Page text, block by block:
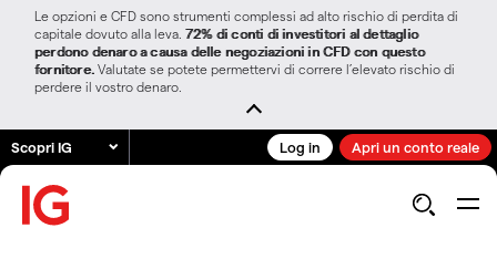
Le opzioni e CFD sono strumenti complessi ad alto rischio di perdita di
capitale dovuto alla leva. 72% di conti di investitori al dettaglio
perdono denaro a causa delle negoziazioni in CFD con questo
fornitore. Valutate se potete permettervi di correre l’elevato rischio di
perdere il vostro denaro.
Scopri IG Log in Apri un conto reale